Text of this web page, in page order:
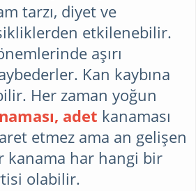
tarzı, diyet ve
etkilenebilir.
aşırı
Kan kaybına
Her zaman yoğun
adet kanaması
etmez ama an gelişen
kanama har hangi bir
olabilir.